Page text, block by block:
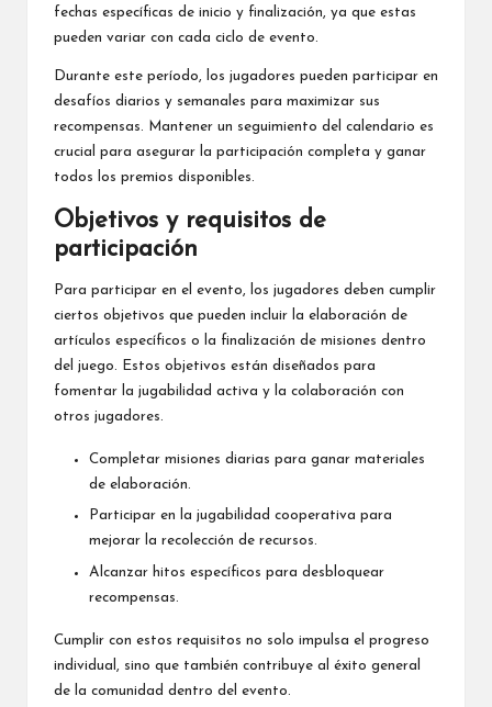
fechas específicas de inicio y finalización, ya que estas
pueden variar con cada ciclo de evento.
Durante este período, los jugadores pueden participar en
desafíos diarios y semanales para maximizar sus
recompensas. Mantener un seguimiento del calendario es
crucial para asegurar la participación completa y ganar
todos
los premios disponibles.
Objetivos y requisitos de
participación
Para participar en el evento, los jugadores deben cumplir
ciertos objetivos que pueden incluir la elaboración de
artículos específicos o la finalización de misiones dentro
del juego. Estos objetivos están diseñados para
fomentar la jugabilidad activa y la colaboración con
otros jugadores.
Completar misiones diarias para ganar materiales
de elaboración.
Participar en la jugabilidad cooperativa para
mejorar la recolección de recursos.
Alcanzar hitos específicos para desbloquear
recompensas.
Cumplir con estos requisitos no solo impulsa el progreso
individual, sino que también contribuye al éxito general
de la comunidad dentro del evento.